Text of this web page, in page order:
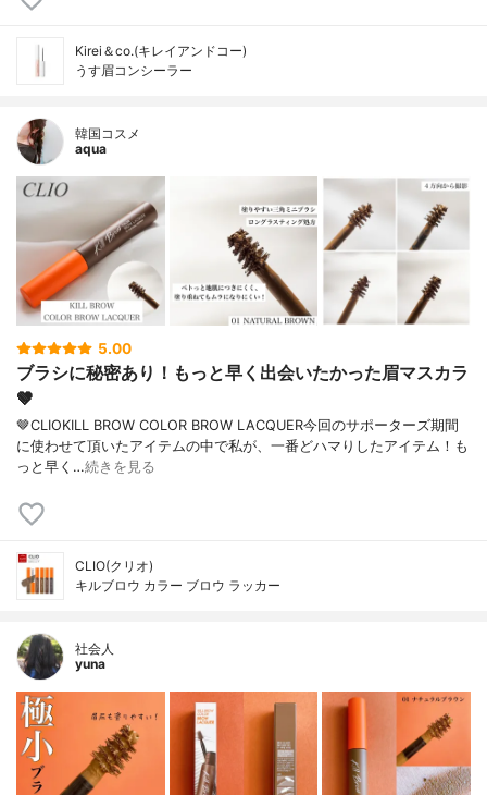
Kirei＆co.(キレイアンドコー)
うす眉コンシーラー
韓国コスメ
aqua
5.00
ブラシに秘密あり！もっと早く出会いたかった眉マスカラ
🤎
🤎CLIOKILL BROW COLOR BROW LACQUER今回のサポーターズ期間
に使わせて頂いたアイテムの中で私が、一番どハマりしたアイテム！も
っと早く…続きを見る
CLIO(クリオ)
キルブロウ カラー ブロウ ラッカー
社会人
yuna